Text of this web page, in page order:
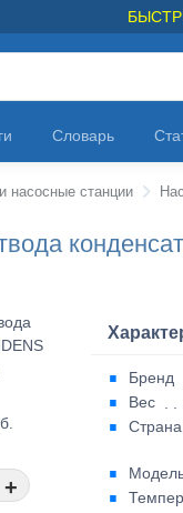
Словарь
насосные станции
+
Бренд
Вес